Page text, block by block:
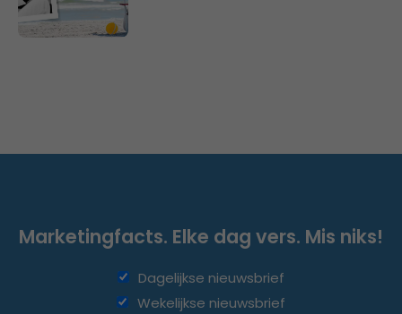
Marketingfacts. Elke dag vers. Mis niks!
Dagelijkse nieuwsbrief
Wekelijkse nieuwsbrief